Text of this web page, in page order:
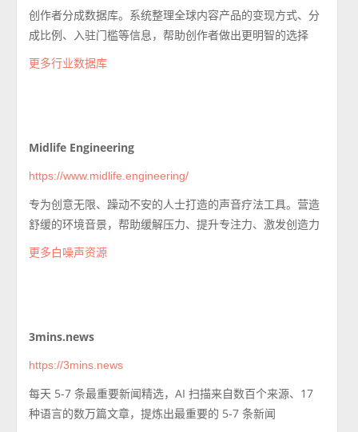
创作者分成数据库。系统整理全球内容产品的变现方式、分
成比例、入驻门槛等信息，帮助创作者做出更明智的选择
更多行业数据库
Midlife Engineering
https://www.midlife.engineering/
专为创意无限、躁动不安的人士打造的声音疗法工具。营造
舒缓的环境音景，帮助缓解压力、提升专注力、激发创造力
更多白噪声资源
3mins.news
https://3mins.news
每天 5-7 条最重要新闻精选，AI 扫描来自数百个来源、17
种语言的数万篇文章，提炼出最重要的 5-7 条新闻